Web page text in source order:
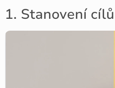
1. Stanovení cílů